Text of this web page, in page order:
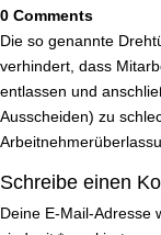
0 Comments
Die so genannte
verhindert, dass
entlassen und
Ausscheiden) zu
Schreibe einen
Deine E-Mail-Adresse